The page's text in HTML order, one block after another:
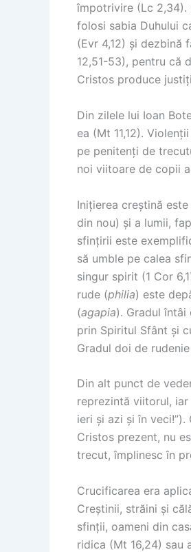
împotrivire (Lc 2,34).
folosi sabia Duhului
(Evr 4,12) și dezbină
12,51-53), pentru că
Cristos produce
Din zilele lui Ioan
ea (Mt 11,12).
pe penitenți de
noi viitoare de copii
Inițierea creștină
din nou) și a lumii,
sfințirii este
să umble pe calea
singur spirit (1 Cor
rude (philia) este
(agapia). Gradul întâi
prin Spiritul Sfânt și
Gradul doi de
Din alt punct de
reprezintă viitorul, iar
ieri și azi și în
Cristos prezent, nu
trecut, împlinesc în
Crucificarea era
Creștinii, străini și
sfinții, oameni din
ridica (Mt 16,24) sau